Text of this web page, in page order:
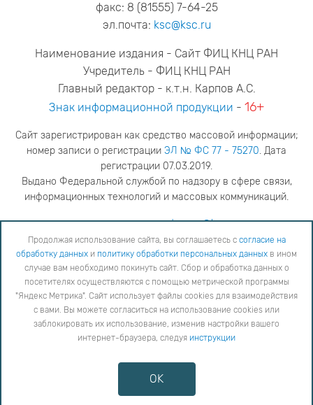
факс: 8 (81555) 7-64-25
эл.почта: ksc@ksc.ru
Наименование издания - Сайт ФИЦ КНЦ РАН
Учредитель - ФИЦ КНЦ РАН
Главный редактор - к.т.н. Карпов А.С.
Знак информационной продукции - 16+
Сайт зарегистрирован как средство массовой информации;
номер записи о регистрации ЭЛ № ФС 77 - 75270. Дата
регистрации 07.03.2019.
Выдано Федеральной службой по надзору в сфере связи,
информационных технологий и массовых коммуникаций.
адрес редакцииya.stogova@ksc.ru
телефон редакции81555-79-516
Продолжая использование сайта, вы соглашаетесь с согласие на обработку данных
обработки персональных данных
в ином случае вам необходимо покинуть сайт. Сбор и обработка
данных о посетителях осуществляются с помощью метрической программы "Яндекс Метрика".
Сайт использует файлы cookies для взаимодействия с вами. Вы можете согласиться на
использование cookies или заблокировать их использование, изменив настройки вашего интернет-
Противодействие коррупции
Сообщить об ошибке
Карта сайта
Продолжая использование сайта, вы соглашаетесь с согласие на
обработку данных и политику обработки персональных данных в ином
случае вам необходимо покинуть сайт. Сбор и обработка данных о
посетителях осуществляются с помощью метрической программы
"Яндекс Метрика". Сайт использует файлы cookies для взаимодействия
с вами. Вы можете согласиться на использование cookies или
заблокировать их использование, изменив настройки вашего
интернет-браузера, следуя инструкции
OK